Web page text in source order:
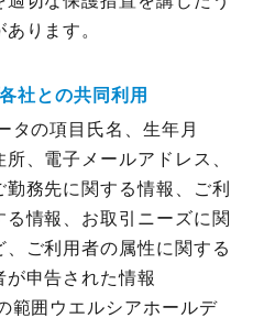
ります。
社との共同利用
の項目氏名、生年月
、電子メールアドレス、
務先に関する情報、ご利
情報、お取引ニーズに関
ご利用者の属性に関する
申告された情報
範囲ウエルシアホールデ